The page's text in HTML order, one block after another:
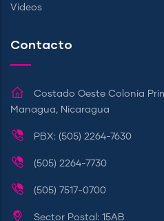
Videos
Contacto
Costado Oeste Colonia
Managua, Nicaragua
PBX: (505) 2264-7630
(505) 2264-7730
(505) 7517-0700
Sector Postal: 15AB